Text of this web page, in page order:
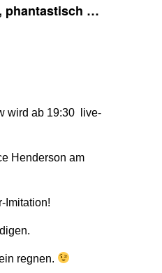
phantastisch …
wird ab 19:30
live-
Henderson am
Imitation!
regnen.